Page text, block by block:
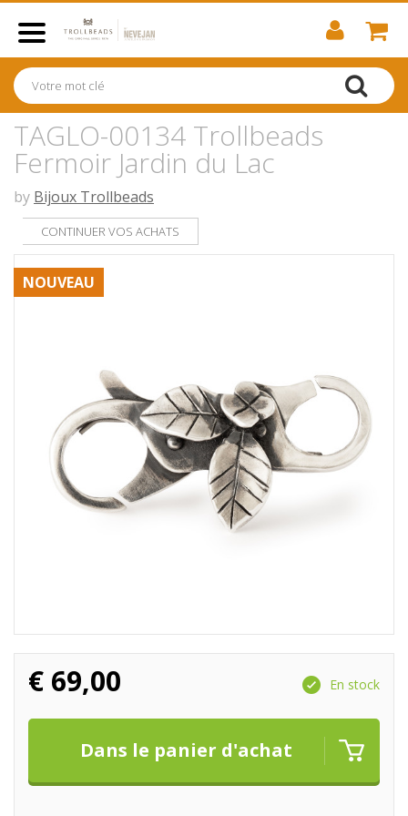
TAGLO-00134 Trollbeads
Fermoir Jardin du Lac
by Bijoux Trollbeads
CONTINUER VOS ACHATS
NOUVEAU
€ 69,00 En stock